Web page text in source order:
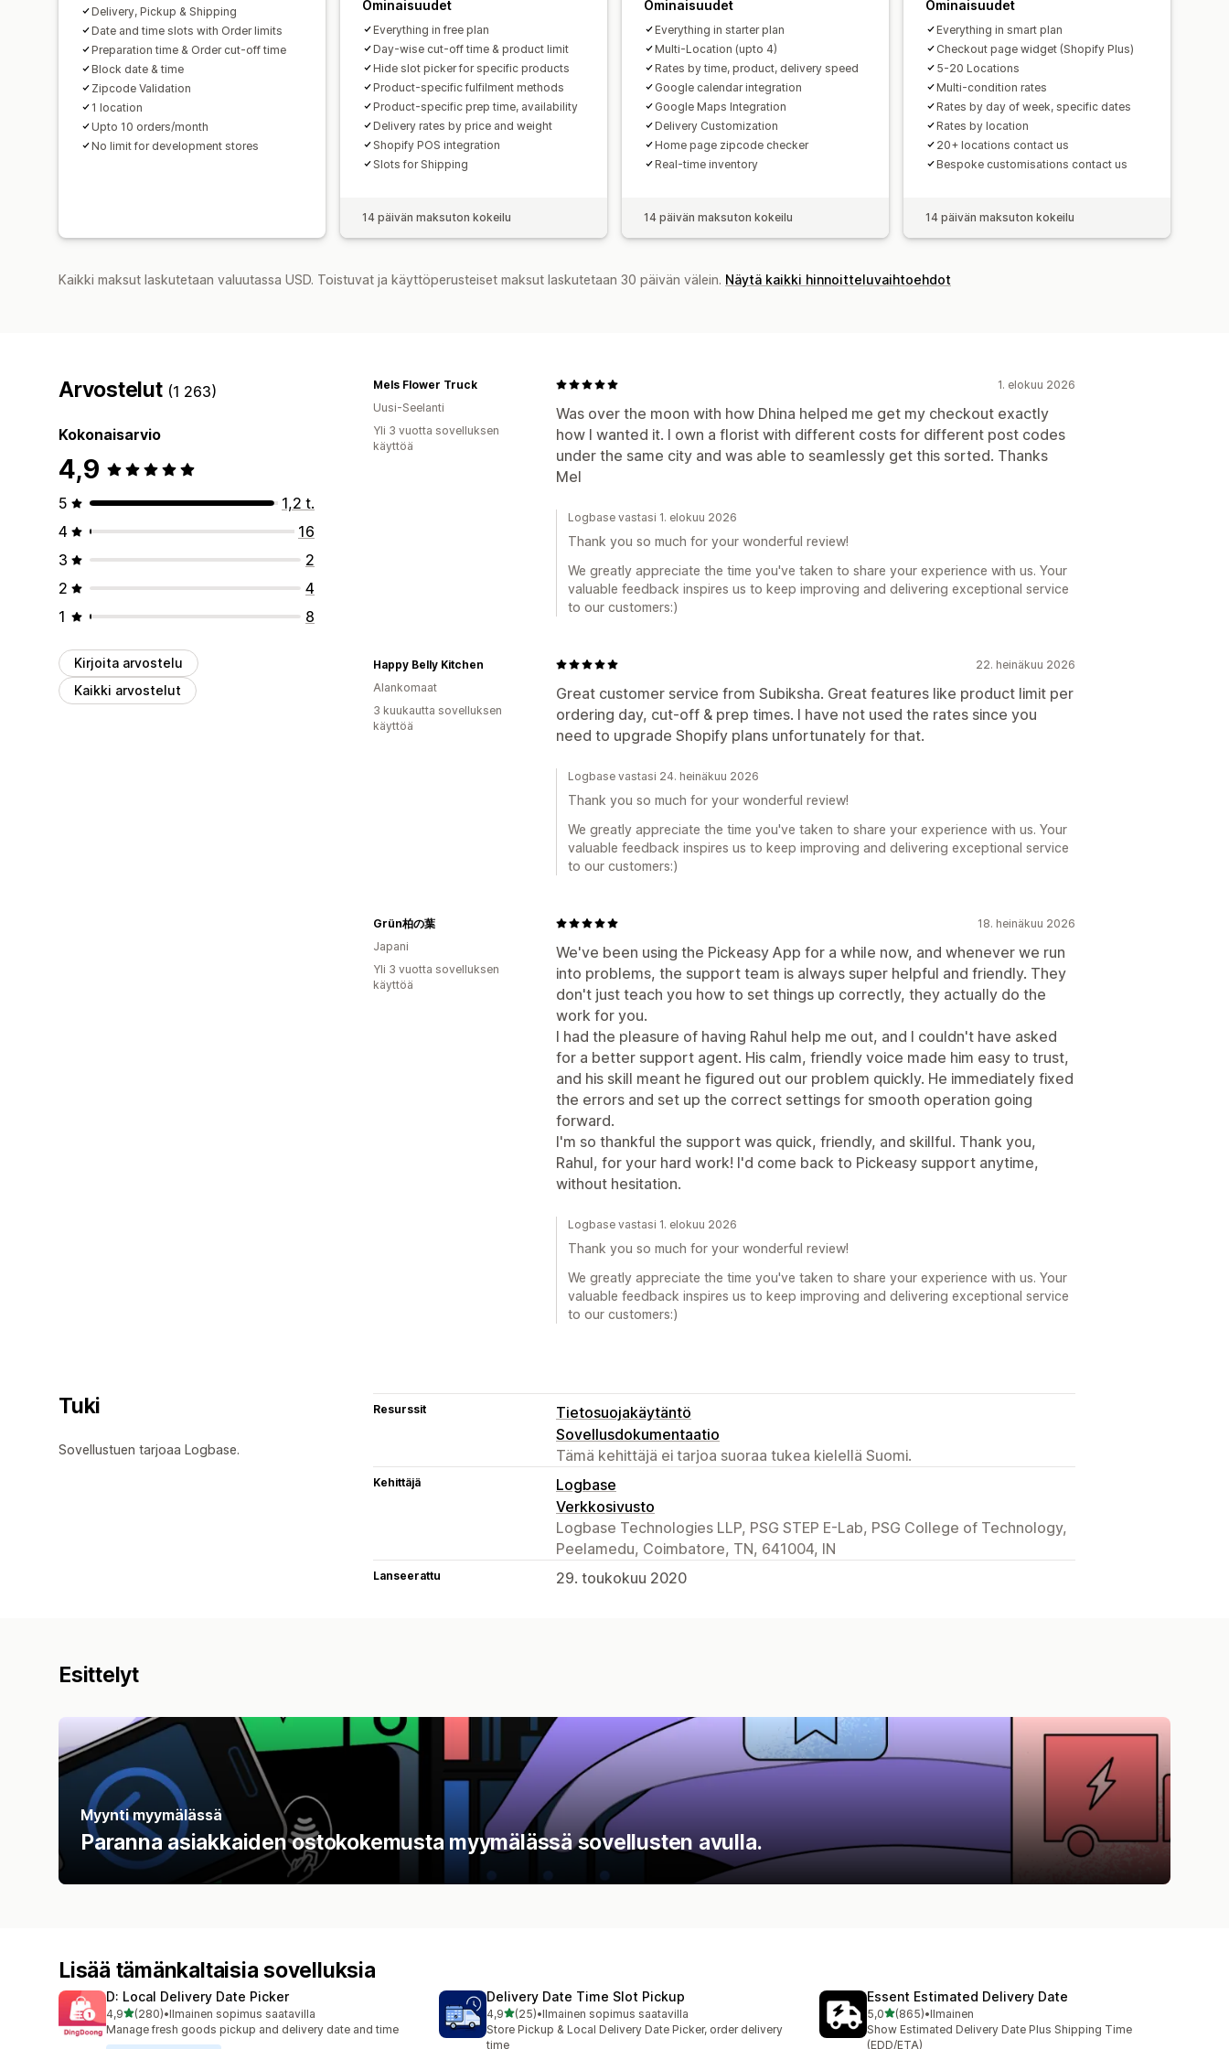
Delivery, Pickup & Shipping
Date and time slots with Order limits
Preparation time & Order cut-off time
Block date & time
Zipcode Validation
1 location
Upto 10 orders/month
No limit for development stores
Ominaisuudet
Everything in free plan
Day-wise cut-off time & product limit
Hide slot picker for specific products
Product-specific fulfilment methods
Product-specific prep time, availability
Delivery rates by price and weight
Shopify POS integration
Slots for Shipping
14 päivän maksuton kokeilu
Ominaisuudet
Everything in starter plan
Multi-Location (upto 4)
Rates by time, product, delivery speed
Google calendar integration
Google Maps Integration
Delivery Customization
Home page zipcode checker
Real-time inventory
14 päivän maksuton kokeilu
Ominaisuudet
Everything in smart plan
Checkout page widget (Shopify Plus)
5-20 Locations
Multi-condition rates
Rates by day of week, specific dates
Rates by location
20+ locations contact us
Bespoke customisations contact us
14 päivän maksuton kokeilu
Kaikki maksut laskutetaan valuutassa USD. Toistuvat ja käyttöperusteiset maksut laskutetaan 30 päivän välein. Näytä kaikki hinnoitteluvaihtoehdot
Arvostelut (1 263)
Kokonaisarvio
4,9
5
1,2 t.
4
16
3
2
2
4
1
8
Kirjoita arvostelu
Kaikki arvostelut
1. elokuu 2026
Was over the moon with how Dhina helped me get my checkout exactly
how I wanted it. I own a florist with different costs for different post codes
under the same city and was able to seamlessly get this sorted. Thanks
Mel
Mels Flower Truck
Uusi-Seelanti
Yli 3 vuotta sovelluksen
käyttöä
Logbase vastasi 1. elokuu 2026
Thank you so much for your wonderful review!
We greatly appreciate the time you've taken to share your experience with us. Your
valuable feedback inspires us to keep improving and delivering exceptional service
to our customers:)
22. heinäkuu 2026
Great customer service from Subiksha. Great features like product limit per
ordering day, cut-off & prep times. I have not used the rates since you
need to upgrade Shopify plans unfortunately for that.
Happy Belly Kitchen
Alankomaat
3 kuukautta sovelluksen
käyttöä
Logbase vastasi 24. heinäkuu 2026
Thank you so much for your wonderful review!
We greatly appreciate the time you've taken to share your experience with us. Your
valuable feedback inspires us to keep improving and delivering exceptional service
to our customers:)
18. heinäkuu 2026
We've been using the Pickeasy App for a while now, and whenever we run
into problems, the support team is always super helpful and friendly. They
don't just teach you how to set things up correctly, they actually do the
work for you.
I had the pleasure of having Rahul help me out, and I couldn't have asked
for a better support agent. His calm, friendly voice made him easy to trust,
and his skill meant he figured out our problem quickly. He immediately fixed
the errors and set up the correct settings for smooth operation going
forward.
I'm so thankful the support was quick, friendly, and skillful. Thank you,
Rahul, for your hard work! I'd come back to Pickeasy support anytime,
without hesitation.
Grün柏の葉
Japani
Yli 3 vuotta sovelluksen
käyttöä
Logbase vastasi 1. elokuu 2026
Thank you so much for your wonderful review!
We greatly appreciate the time you've taken to share your experience with us. Your
valuable feedback inspires us to keep improving and delivering exceptional service
to our customers:)
Tuki
Sovellustuen tarjoaa Logbase.
Resurssit
Tietosuojakäytäntö
Sovellusdokumentaatio
Tämä kehittäjä ei tarjoa suoraa tukea kielellä Suomi.
Kehittäjä
Logbase
Verkkosivusto
Logbase Technologies LLP, PSG STEP E-Lab, PSG College of Technology,
Peelamedu, Coimbatore, TN, 641004, IN
Lanseerattu 29. toukokuu 2020
Esittelyt
Myynti myymälässä
Paranna asiakkaiden ostokokemusta myymälässä sovellusten avulla.
Lisää tämänkaltaisia sovelluksia
D: Local Delivery Date Picker
4,9/ 5 tähteä
(280)
280 arvostelua yhteensä
•Ilmainen sopimus saatavilla
Manage fresh goods pickup and delivery date and time
Delivery Date Time Slot Pickup
4,9/ 5 tähteä
(25)
25 arvostelua yhteensä
•Ilmainen sopimus saatavilla
Store Pickup & Local Delivery Date Picker, order delivery
time
Essent Estimated Delivery Date
5,0/ 5 tähteä
(865)
865 arvostelua yhteensä
•Ilmainen
Show Estimated Delivery Date Plus Shipping Time
(EDD/ETA)